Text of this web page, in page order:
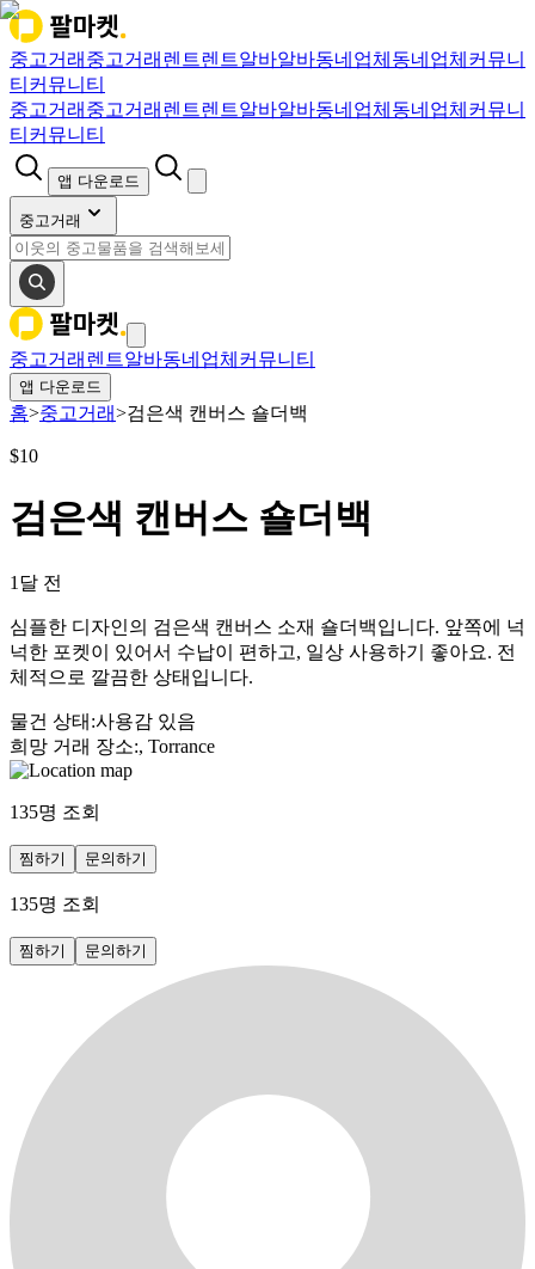
중고거래 중고거래 렌트렌트알바알바동네업체 동네업체 커뮤니
티 커뮤니티
중고거래 중고거래 렌트렌트알바알바동네업체 동네업체 커뮤니
티 커뮤니티
앱 다운로드
중고거래
중고거래 렌트알바동네업체 커뮤니티
앱 다운로드
홈>중고거래>검은색 캔버스 숄더백
$10
검은색 캔버스 숄더백
1달 전
심플한 디자인의 검은색 캔버스 소재 숄더백입니다. 앞쪽에 넉
넉한 포켓이 있어서 수납이 편하고, 일상 사용하기 좋아요. 전
체적으로 깔끔한 상태입니다.
물건 상태 :사용감 있음
희망 거래 장소:, Torrance
135명 조회
찜하기 문의하기
135명 조회
찜하기 문의하기